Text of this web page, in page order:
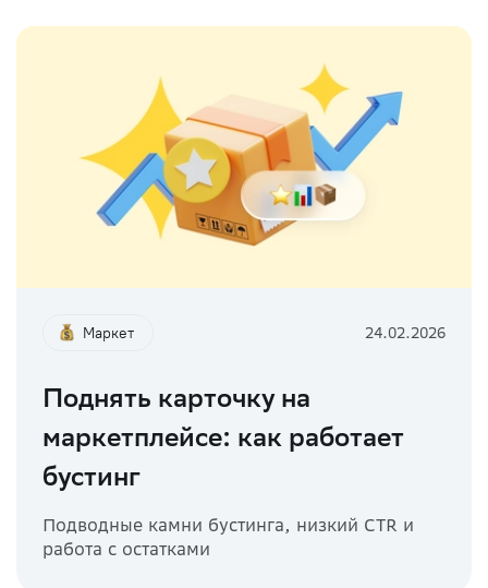
Маркет 24.02.2026
Поднять карточку на
маркетплейсе: как работает
бустинг
Подводные камни бустинга, низкий CTR и
работа с остатками